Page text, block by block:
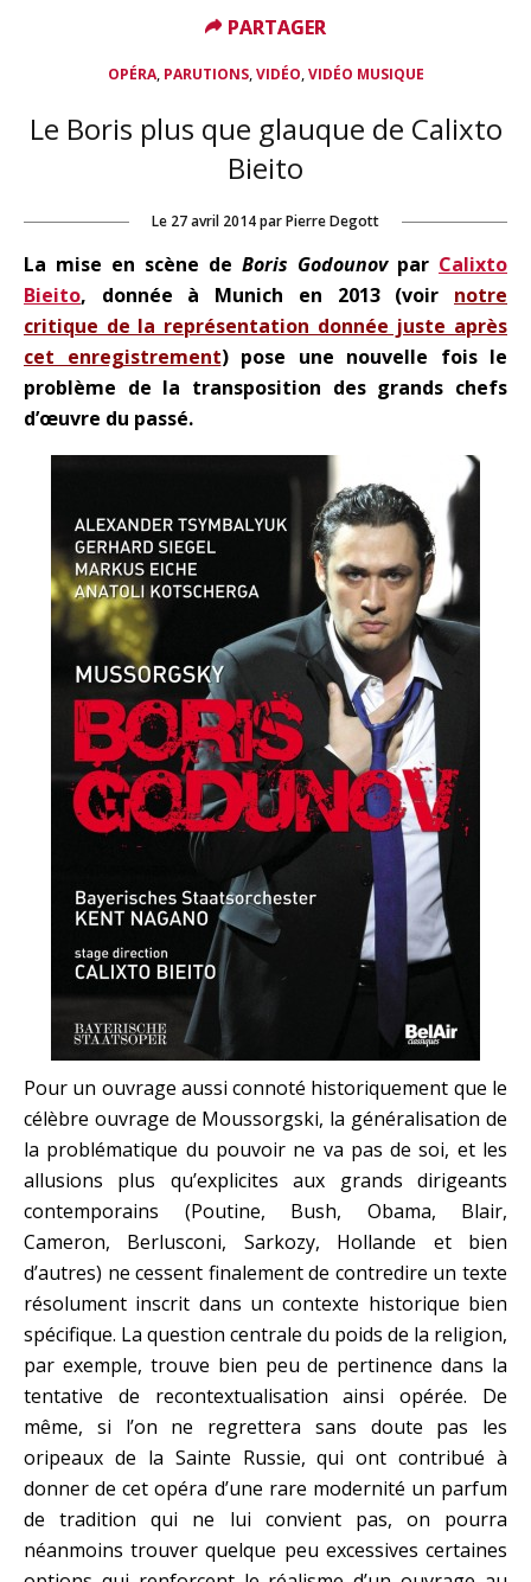
OPÉRA, PARUTIONS,VIDÉO,VIDÉO MUSIQUE
Le Boris plus que glauque de Calixto
Bieito
Le 27 avril 2014parPierre Degott
La mise en scène de Boris Godounov par Calixto
Bieito, donnée à Munich en 2013 (voir notre
critique de la représentation donnée juste après
cet enregistrement) pose une nouvelle fois le
problème de la transposition des grands chefs
d’œuvre du passé.
Pour un ouvrage aussi connoté historiquement que le
célèbre ouvrage de Moussorgski, la généralisation de
la problématique du pouvoir ne va pas de soi, et les
allusions plus qu’explicites aux grands dirigeants
contemporains (Poutine, Bush, Obama, Blair,
Cameron, Berlusconi, Sarkozy, Hollande et bien
d’autres) ne cessent finalement de contredire un texte
résolument inscrit dans un contexte historique bien
spécifique. La question centrale du poids de la religion,
par exemple, trouve bien peu de pertinence dans la
tentative de recontextualisation ainsi opérée. De
même, si l’on ne regrettera sans doute pas les
oripeaux de la Sainte Russie, qui ont contribué à
donner de cet opéra d’une rare modernité un parfum
de tradition qui ne lui convient pas, on pourra
néanmoins trouver quelque peu excessives certaines
PARTAGER
PARTAGER